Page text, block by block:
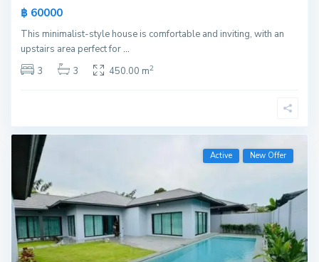
฿ 60000
This minimalist-style house is comfortable and inviting, with an
upstairs area perfect for...
3
3 450.00 m2
Active New Offer